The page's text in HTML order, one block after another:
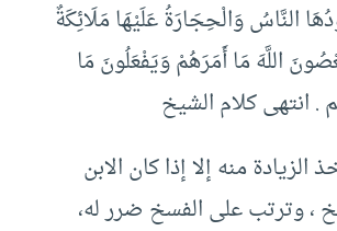
النَّاسُ وَالْحِجَارَةُ عَلَيْهَا مَلَائِكَةٌ
اللَّهَ مَا أَمَرَهُمْ وَيَفْعَلُونَ مَا
. انتهى كلام الشيخ
منه إلا إذا كان الابن
، وترتب على الفسخ ضرر له،